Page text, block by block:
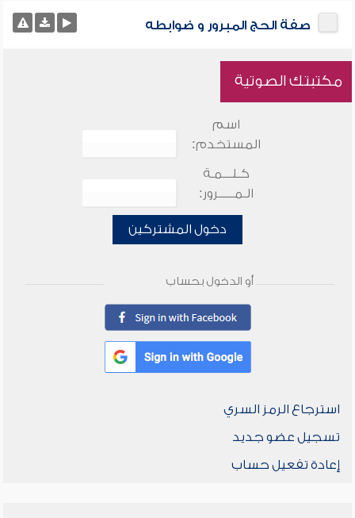
صفة الحج المبرور و ضوابطه
مكتبتك الصوتية
اسم
المستخدم:
كـلـــمـة
الـمـــــرور:
دخول المشتركين
أو الدخول بحساب
استرجاع الرمز السري
تسجيل عضو جديد
إعادة تفعيل حساب